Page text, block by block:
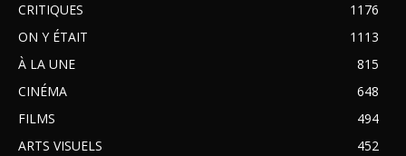
CRITIQUES
1176
ON Y ÉTAIT
1113
À LA UNE
815
CINÉMA
648
FILMS
494
ARTS VISUELS
452